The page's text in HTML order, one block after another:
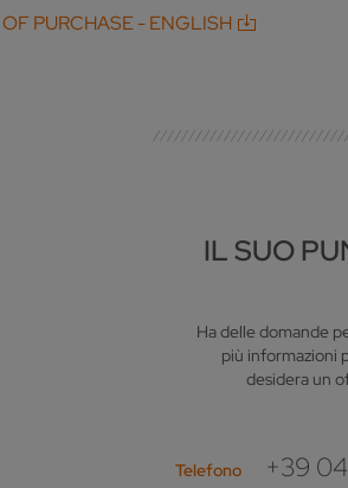
PURCHASE - ENGLISH
IL SUO
Ha delle domande
più informazioni
desidera un
Telefono +39